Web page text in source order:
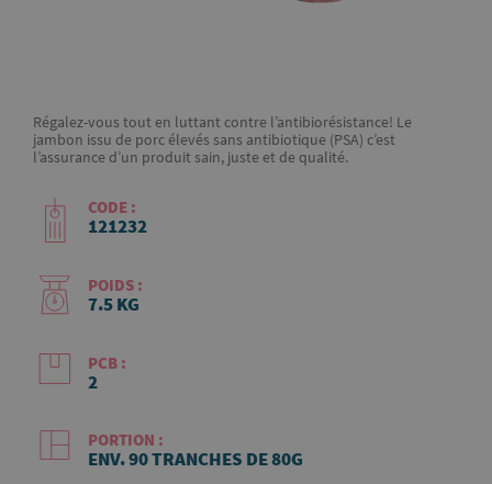
Régalez-vous tout en luttant contre l’antibiorésistance! Le
jambon issu de porc élevés sans antibiotique (PSA) c’est
l’assurance d’un produit sain, juste et de qualité.
CODE :
121232
POIDS :
7.5 KG
PCB :
2
PORTION :
ENV. 90 TRANCHES DE 80G